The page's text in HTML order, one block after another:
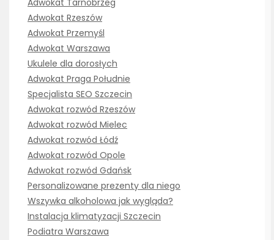
Adwokat Tarnobrzeg
Adwokat Rzeszów
Adwokat Przemyśl
Adwokat Warszawa
Ukulele dla dorosłych
Adwokat Praga Południe
Specjalista SEO Szczecin
Adwokat rozwód Rzeszów
Adwokat rozwód Mielec
Adwokat rozwód Łódź
Adwokat rozwód Opole
Adwokat rozwód Gdańsk
Personalizowane prezenty dla niego
Wszywka alkoholowa jak wygląda?
Instalacja klimatyzacji Szczecin
Podiatra Warszawa